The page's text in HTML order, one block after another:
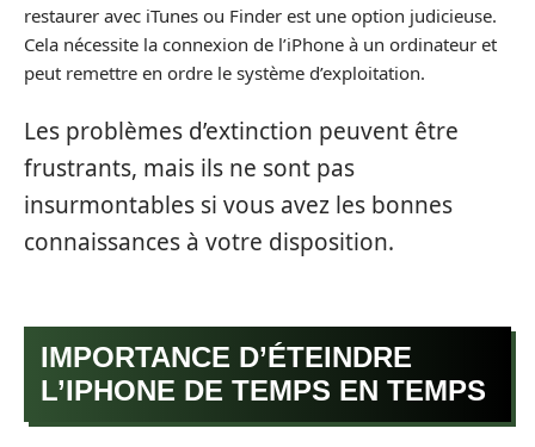
restaurer avec iTunes ou Finder est une option judicieuse.
Cela nécessite la connexion de l’iPhone à un ordinateur et
peut remettre en ordre le système d’exploitation.
Les problèmes d’extinction peuvent être
frustrants, mais ils ne sont pas
insurmontables si vous avez les bonnes
connaissances à votre disposition.
IMPORTANCE D’ÉTEINDRE
L’IPHONE DE TEMPS EN TEMPS